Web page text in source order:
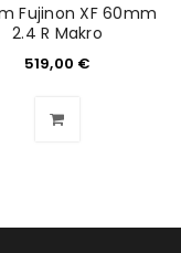
WP Captcha
Fujinon XF 60mm
2.4 R Makro
519,00 €